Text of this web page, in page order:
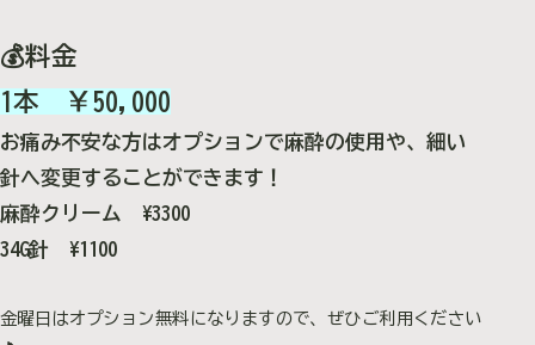
💰料金
1本 ￥50,000
お痛み不安な方はオプションで麻酔の使用や、細い
針へ変更することができます！
麻酔クリーム ¥3300
34G針 ¥1100
金曜日はオプション無料になりますので、ぜひご利用ください